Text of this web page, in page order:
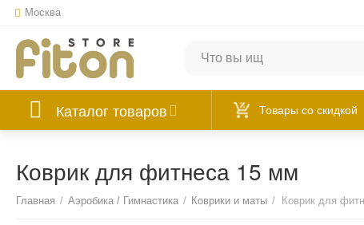
Москва
Каталог товаров Товары со скидкой
Коврик для фитнеса 15 мм
Главная / Аэробика / Гимнастика / Коврики и маты / Коврик для